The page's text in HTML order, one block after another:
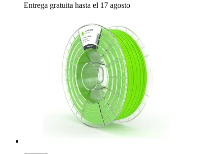
Entrega gratuita hasta el 17 agosto